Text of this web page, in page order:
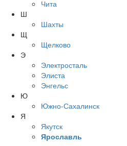
Чита
Ш
Шахты
Щ
Щелково
Э
Электросталь
Элиста
Энгельс
Ю
Южно-Сахалинск
Я
Якутск
Ярославль